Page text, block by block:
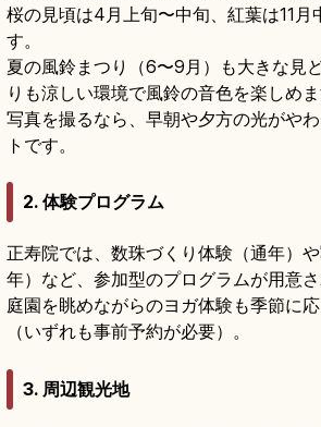
桜の見頃は4月上旬〜中旬、紅葉は11月
す。
夏の風鈴まつり（6〜9月）も大きな見
りも涼しい環境で風鈴の音色を楽しめま
写真を撮るなら、早朝や夕方の光がや
トです。
2. 体験プログラム
正寿院では、数珠づくり体験（通年）
年）など、参加型のプログラムが用意さ
庭園を眺めながらのヨガ体験も季節に
（いずれも事前予約が必要）。
3. 周辺観光地